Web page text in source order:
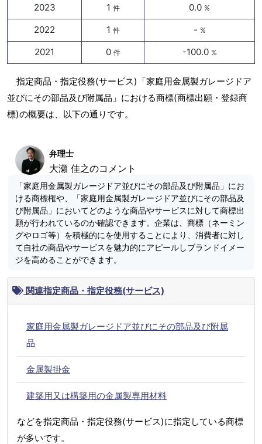
2023 1 件 0.0 %
2022 1 件 - %
2021 0 件 -100.0 %
指定商品・指定役務(サービス)「家庭用金属製ガレージドア
並びにその部品及び附属品」における商標(商標出願・登録商
標)の概要は、以下の通りです。
弁理士
大瀬 佳之のコメント
「家庭用金属製ガレージドア並びにその部品及び附属品」にお
ける商標権や、「家庭用金属製ガレージドア並びにその部品及
び附属品」においてどのような商品やサービスに対して商標出
願が行われているのか確認できます。企業は、商標（ネーミン
グやロゴ等）を積極的にを使用することにより、消費者に対し
て自社の商品やサービスを魅力的にアピールしブランドイメー
ジを高めることができます。
関連指定商品・指定役務(サービス)
家庭用金属製ガレージドア並びにその部品及び附属
品
金属製掛金
建築用又は構築用の金属製専用材料
などを指定商品・指定役務(サービス)に指定している商標
が多いです。